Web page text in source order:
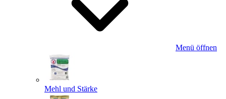
Menü öffnen
Mehl und Stärke